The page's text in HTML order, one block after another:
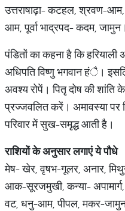
उत्तराषाढ़ा- कटहल, श्रवण-आम,
आम, पूर्वा भाद्रपद- कदम, जामुन।
पंडितों का कहना है कि
अधिपति विष्णु भगवान हंै।
अवश्य रोपें। पितृ दोष की शांति
प्रज्जवलित करें। अमावस्या पर
परिवार में सुख-समृद्ध आती है।
राशियों के अनुसार लगाएं ये पौधे
मेष- खेर, वृषभ-गूलर, अनार,
आक-सूरजमुखी, कन्या-
वट, धनु-आम, पीपल, मकर-